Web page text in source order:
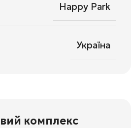
Happy Park
Україна
комплекс